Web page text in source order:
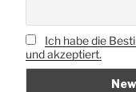
Ich habe die
und akzeptiert.